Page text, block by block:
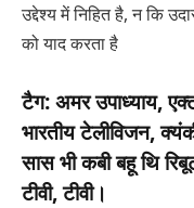
उद्देश्य में निहित है, न कि
को याद करता है
टैग:अमर उपाध्याय,
भारतीय टेलीविजन,
सास भी कबी बहू थि
टीवी, टीवी।